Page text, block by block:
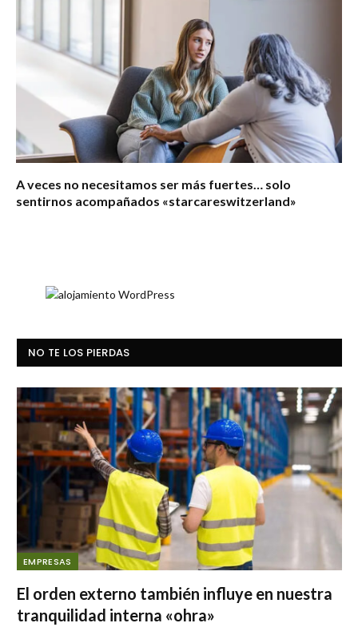
A veces no necesitamos ser más fuertes… solo
sentirnos acompañados «starcareswitzerland»
NO TE LOS PIERDAS
EMPRESAS
El orden externo también influye en nuestra
tranquilidad interna «ohra»